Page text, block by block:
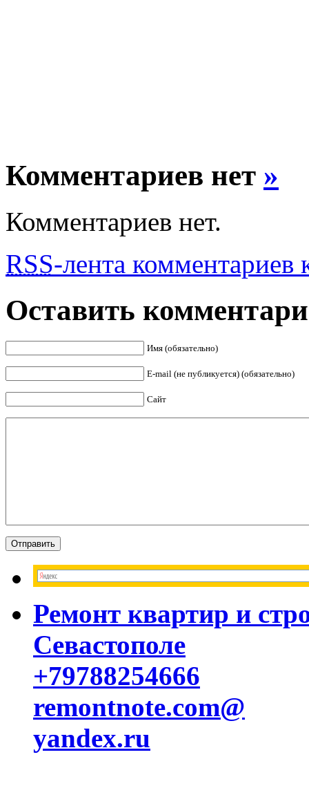
Комментариев нет »
Комментариев нет.
RSS-лента комментариев
Оставить
Имя (обязательно)
E-mail (не публикуется) (обязательно)
Сайт
Ремонт квартир и
Севастополе
+79788254666
remontnote.com@
yandex.ru